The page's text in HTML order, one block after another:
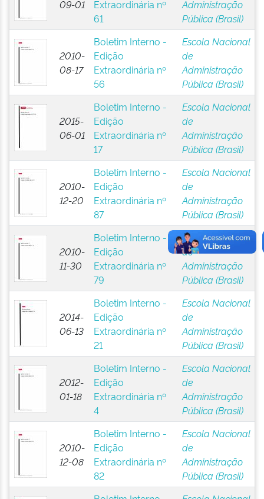
09-01
Extraordinária nº
61
Administração
Pública (Brasil)
2010-
08-17
Boletim Interno -
Edição
Extraordinária nº
56
Escola Nacional
de
Administração
Pública (Brasil)
2015-
06-01
Boletim Interno -
Edição
Extraordinária nº
17
Escola Nacional
de
Administração
Pública (Brasil)
2010-
12-20
Boletim Interno -
Edição
Extraordinária nº
87
Escola Nacional
de
Administração
Pública (Brasil)
2010-
11-30
Boletim Interno -
Edição
Extraordinária nº
79
Escola Nacional
de
Administração
Pública (Brasil)
2014-
06-13
Boletim Interno -
Edição
Extraordinária nº
21
Escola Nacional
de
Administração
Pública (Brasil)
2012-
01-18
Boletim Interno -
Edição
Extraordinária nº
4
Escola Nacional
de
Administração
Pública (Brasil)
2010-
12-08
Boletim Interno -
Edição
Extraordinária nº
82
Escola Nacional
de
Administração
Pública (Brasil)